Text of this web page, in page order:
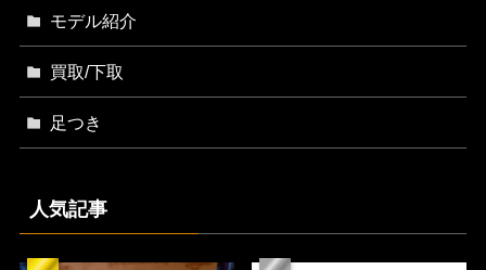
モデル紹介
買取/下取
足つき
人気記事